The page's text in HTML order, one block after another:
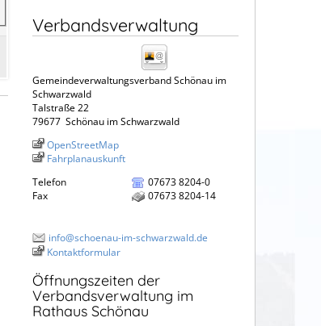
Verbandsverwaltung
Gemeindeverwaltungsverband Schönau im
Schwarzwald
Talstraße 22
79677 Schönau im Schwarzwald
OpenStreetMap
Fahrplanauskunft
Telefon
07673 8204-0
Fax
07673 8204-14
info@schoenau-im-schwarzwald.de
Kontaktformular
Öffnungszeiten der
Verbandsverwaltung im
Rathaus Schönau